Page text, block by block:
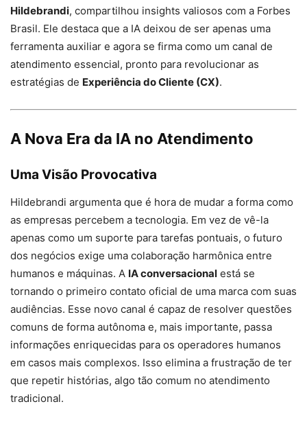
Hildebrandi, compartilhou insights valiosos com a Forbes
Brasil. Ele destaca que a IA deixou de ser apenas uma
ferramenta auxiliar e agora se firma como um canal de
atendimento essencial, pronto para revolucionar as
estratégias de Experiência do Cliente (CX).
A Nova Era da IA no Atendimento
Uma Visão Provocativa
Hildebrandi argumenta que é hora de mudar a forma como
as empresas percebem a tecnologia. Em vez de vê-la
apenas como um suporte para tarefas pontuais, o futuro
dos negócios exige uma colaboração harmônica entre
humanos e máquinas. A IA conversacional está se
tornando o primeiro contato oficial de uma marca com suas
audiências. Esse novo canal é capaz de resolver questões
comuns de forma autônoma e, mais importante, passa
informações enriquecidas para os operadores humanos
em casos mais complexos. Isso elimina a frustração de ter
que repetir histórias, algo tão comum no atendimento
tradicional.